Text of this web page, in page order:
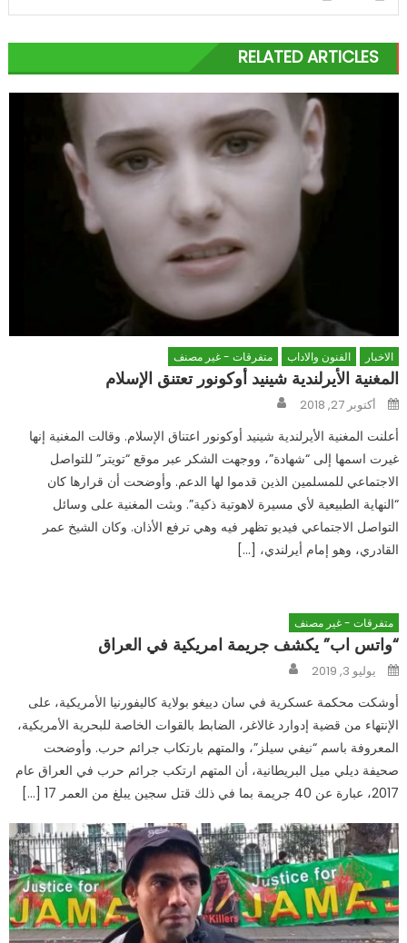
RELATED ARTICLES
الاخبار الفنون والاداب متفرقات - غير مصنف
المغنية الأيرلندية شينيد أوكونور تعتنق الإسلام
Posted
onأكتوبر 27, 2018
أعلنت المغنية الأيرلندية شينيد أوكونور اعتناق الإسلام. وقالت المغنية إنها
غيرت اسمها إلى “شهادة”، ووجهت الشكر عبر موقع “تويتر” للتواصل
الاجتماعي للمسلمين الذين قدموا لها الدعم. وأوضحت أن قرارها كان
“النهاية الطبيعية لأي مسيرة لاهوتية ذكية”. وبثت المغنية على وسائل
التواصل الاجتماعي فيديو تظهر فيه وهي ترفع الأذان. وكان الشيخ عمر
القادري، وهو إمام أيرلندي، […]
متفرقات - غير مصنف
“واتس اب” يكشف جريمة امريكية في العراق
Posted
onيوليو 3, 2019
أوشكت محكمة عسكرية في سان دييغو بولاية كاليفورنيا الأمريكية، على
الإنتهاء من قضية إدوارد غالاغر، الضابط بالقوات الخاصة للبحرية الأمريكية،
المعروفة باسم “نيفي سيلز”، والمتهم بارتكاب جرائم حرب. وأوضحت
صحيفة ديلي ميل البريطانية، أن المتهم ارتكب جرائم حرب في العراق عام
2017، عبارة عن 40 جريمة بما في ذلك قتل سجين يبلغ من العمر 17 […]